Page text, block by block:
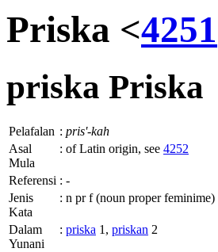
Priska <4251
priska Priska
Pelafalan : pris'-kah
Asal
Mula
: of Latin origin, see 4252
Referensi : -
Jenis
Kata
: n pr f (noun proper feminime)
Dalam
Yunani
: priska 1, priskan 2